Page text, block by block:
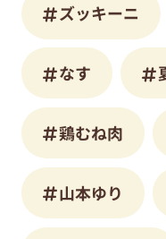
ズッキーニ
なす
鶏むね肉
山本ゆり